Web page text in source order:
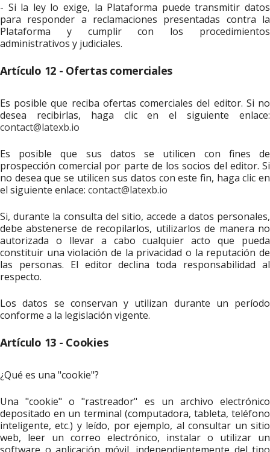
- Si la ley lo exige, la Plataforma puede transmitir datos
para responder a reclamaciones presentadas contra la
Plataforma y cumplir con los procedimientos
administrativos y judiciales.
Artículo 12 - Ofertas comerciales
Es posible que reciba ofertas comerciales del editor. Si no
desea recibirlas, haga clic en el siguiente enlace:
contact@latexb.io
Es posible que sus datos se utilicen con fines de
prospección comercial por parte de los socios del editor. Si
no desea que se utilicen sus datos con este fin, haga clic en
el siguiente enlace: contact@latexb.io
Si, durante la consulta del sitio, accede a datos personales,
debe abstenerse de recopilarlos, utilizarlos de manera no
autorizada o llevar a cabo cualquier acto que pueda
constituir una violación de la privacidad o la reputación de
las personas. El editor declina toda responsabilidad al
respecto.
Los datos se conservan y utilizan durante un período
conforme a la legislación vigente.
Artículo 13 - Cookies
¿Qué es una "cookie"?
Una "cookie" o "rastreador" es un archivo electrónico
depositado en un terminal (computadora, tableta, teléfono
inteligente, etc.) y leído, por ejemplo, al consultar un sitio
web, leer un correo electrónico, instalar o utilizar un